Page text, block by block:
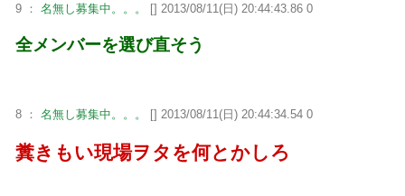
9 ： 名無し募集中。。。 [] 2013/08/11(日) 20:44:43.86 0
全メンバーを選び直そう
8 ： 名無し募集中。。。 [] 2013/08/11(日) 20:44:34.54 0
糞きもい現場ヲタを何とかしろ